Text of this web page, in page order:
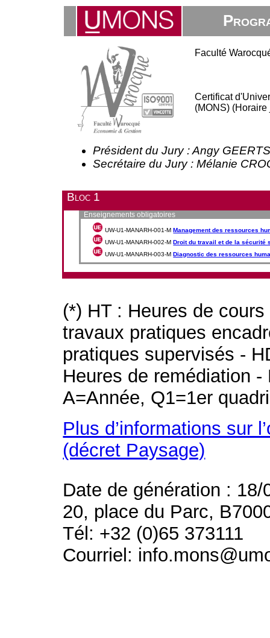
Faculté
Certificat
(MONS) (Horaire
Président du Jury : Angy
Secrétaire du Jury : Mélanie
Bloc 1
Enseignements obligatoires
UW-U1-MANARH-001-MManagement des ressources
UW-U1-MANARH-002-MDroit du travail et de la sécurité
UW-U1-MANARH-003-MDiagnostic des ressources
(*) HT : Heures de
travaux pratiques
pratiques supervisés -
Heures de remédiation
A=Année, Q1=1er
Plus d’informations sur
(décret Paysage)
Date de génération : 18/
20, place du Parc,
Tél: +32 (0)65 373111
Courriel: